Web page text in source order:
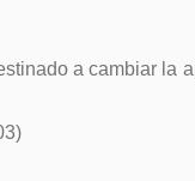
a cambiar la